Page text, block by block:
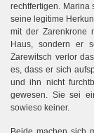
rechtfertigen. Marina
seine legitime
mit der Zarenkrone
Haus, sondern er
Zarewitsch verlor
es, dass er sich
und ihn nicht
gewesen. Sie sei
sowieso keiner.